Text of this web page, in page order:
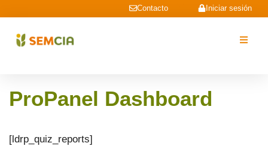
Iniciar sesión
Contacto
ProPanel Dashboard
[ldrp_quiz_reports]